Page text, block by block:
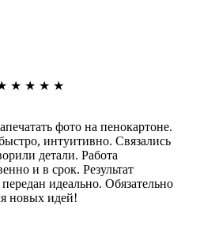
★ ★ ★ ★
фото на пенокартоне.
интуитивно. Связались
детали. Работа
и в срок. Результат
идеально. Обязательно
новых идей!